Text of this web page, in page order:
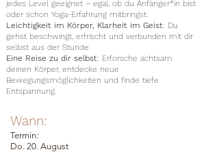
jedes Level geeignet – egal, ob du Anfänger*in bist
oder schon Yoga-Erfahrung mitbringst.
Leichtigkeit im Körper, Klarheit im Geist: Du
gehst beschwingt, erfrischt und verbunden mit dir
selbst aus der Stunde.
Eine Reise zu dir selbst: Erforsche achtsam
deinen Körper, entdecke neue
Bewegungsmöglichkeiten und finde tiefe
Entspannung.
Wann:
Termin:
Do. 20. August